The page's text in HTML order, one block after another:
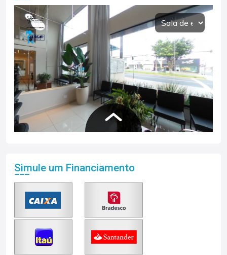
Simule um Financiamento